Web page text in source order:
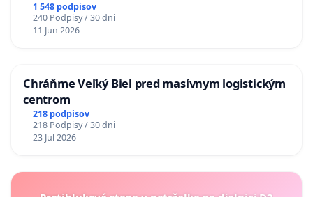
1 548 podpisov
240 Podpisy / 30 dni
11 Jun 2026
Chráňme Veľký Biel pred masívnym logistickým
centrom
218 podpisov
218 Podpisy / 30 dni
23 Jul 2026